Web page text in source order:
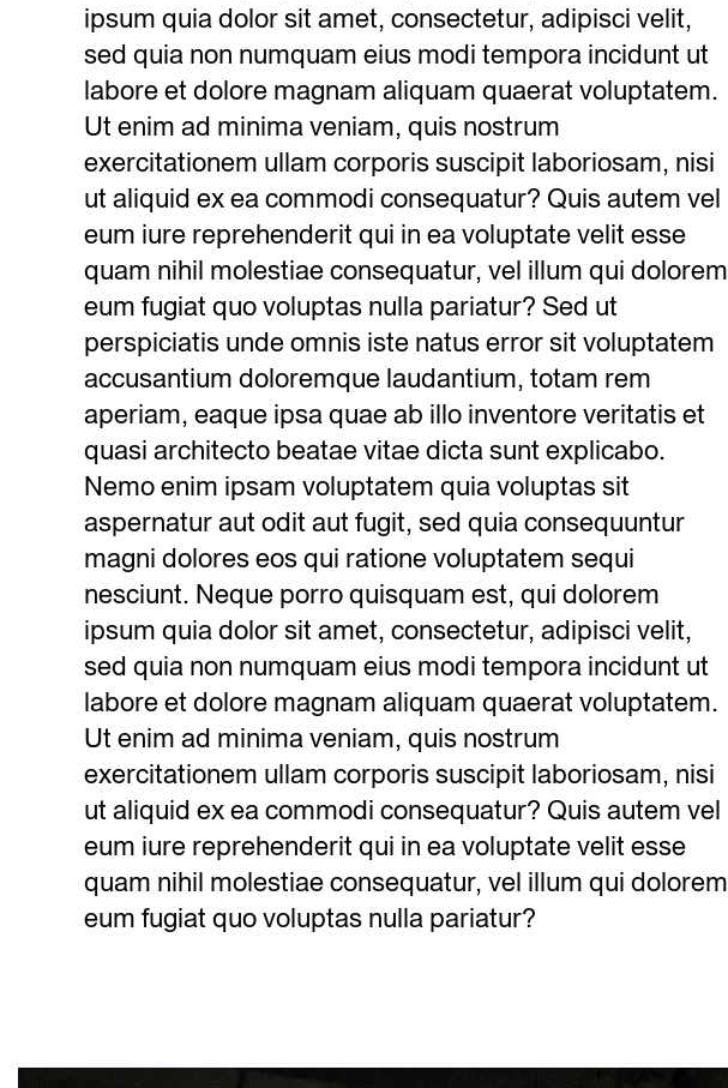
ipsum quia dolor sit amet, consectetur, adipisci velit,
sed quia non numquam eius modi tempora incidunt ut
labore et dolore magnam aliquam quaerat voluptatem.
Ut enim ad minima veniam, quis nostrum
exercitationem ullam corporis suscipit laboriosam, nisi
ut aliquid ex ea commodi consequatur? Quis autem vel
eum iure reprehenderit qui in ea voluptate velit esse
quam nihil molestiae consequatur, vel illum qui dolorem
eum fugiat quo voluptas nulla pariatur? Sed ut
perspiciatis unde omnis iste natus error sit voluptatem
accusantium doloremque laudantium, totam rem
aperiam, eaque ipsa quae ab illo inventore veritatis et
quasi architecto beatae vitae dicta sunt explicabo.
Nemo enim ipsam voluptatem quia voluptas sit
aspernatur aut odit aut fugit, sed quia consequuntur
magni dolores eos qui ratione voluptatem sequi
nesciunt. Neque porro quisquam est, qui dolorem
ipsum quia dolor sit amet, consectetur, adipisci velit,
sed quia non numquam eius modi tempora incidunt ut
labore et dolore magnam aliquam quaerat voluptatem.
Ut enim ad minima veniam, quis nostrum
exercitationem ullam corporis suscipit laboriosam, nisi
ut aliquid ex ea commodi consequatur? Quis autem vel
eum iure reprehenderit qui in ea voluptate velit esse
quam nihil molestiae consequatur, vel illum qui dolorem
eum fugiat quo voluptas nulla pariatur?